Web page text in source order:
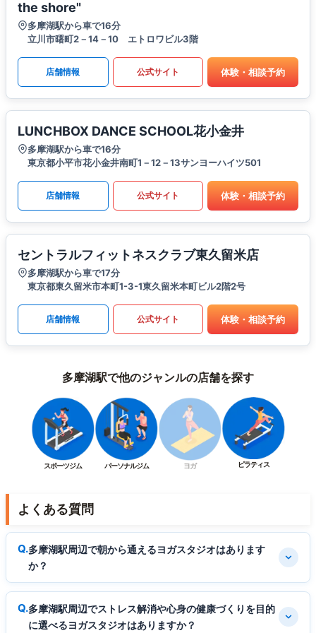
the shore"
多摩湖駅から車で16分
立川市曙町2－14－10 エトロワビル3階
店舗情報 公式サイト 体験・相談予約
LUNCHBOX DANCE SCHOOL花小金井
多摩湖駅から車で16分
東京都小平市花小金井南町1－12－13サンヨーハイツ501
店舗情報 公式サイト 体験・相談予約
セントラルフィットネスクラブ東久留米店
多摩湖駅から車で17分
東京都東久留米市本町1-3-1東久留米本町ビル2階2号
店舗情報 公式サイト 体験・相談予約
多摩湖駅で他のジャンルの店舗を探す
スポーツジム パーソナルジム ヨガ ピラティス
よくある質問
多摩湖駅周辺で朝から通えるヨガスタジオはあります
か？
多摩湖駅周辺でストレス解消や心身の健康づくりを目的
に選べるヨガスタジオはありますか？